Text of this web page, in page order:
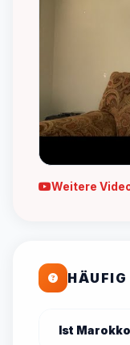
Weitere
HÄUFIG
Ist